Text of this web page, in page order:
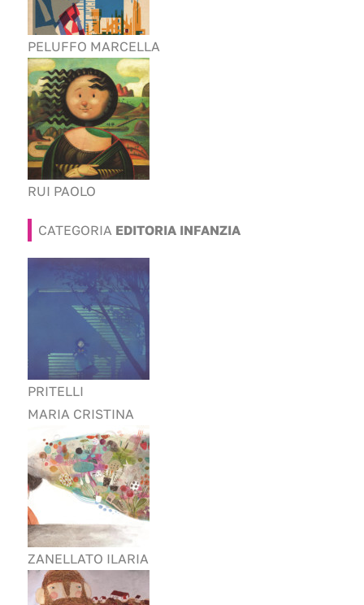
PELUFFO MARCELLA
RUI PAOLO
CATEGORIA EDITORIA INFANZIA
PRITELLI
MARIA CRISTINA
ZANELLATO ILARIA